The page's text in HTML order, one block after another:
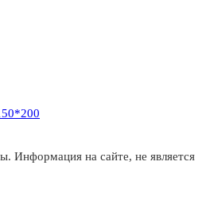
Информация на сайте, не является